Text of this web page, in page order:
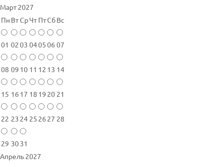
Март 2027
Пн ВтСрЧт ПтСбВс
01 0203 040506 07
08 09 10 11 12 13 14
15 16 17 18 19 20 21
22 23 24 25 26 27 28
29 3031
Апрель 2027